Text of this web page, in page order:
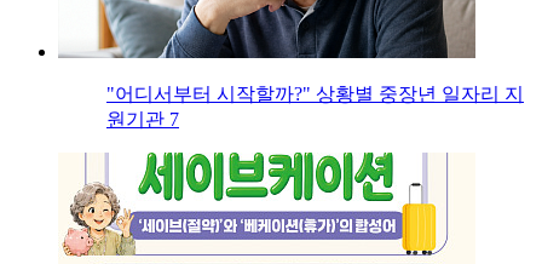
"어디서부터 시작할까?" 상황별 중장년 일자리 지
원기관 7